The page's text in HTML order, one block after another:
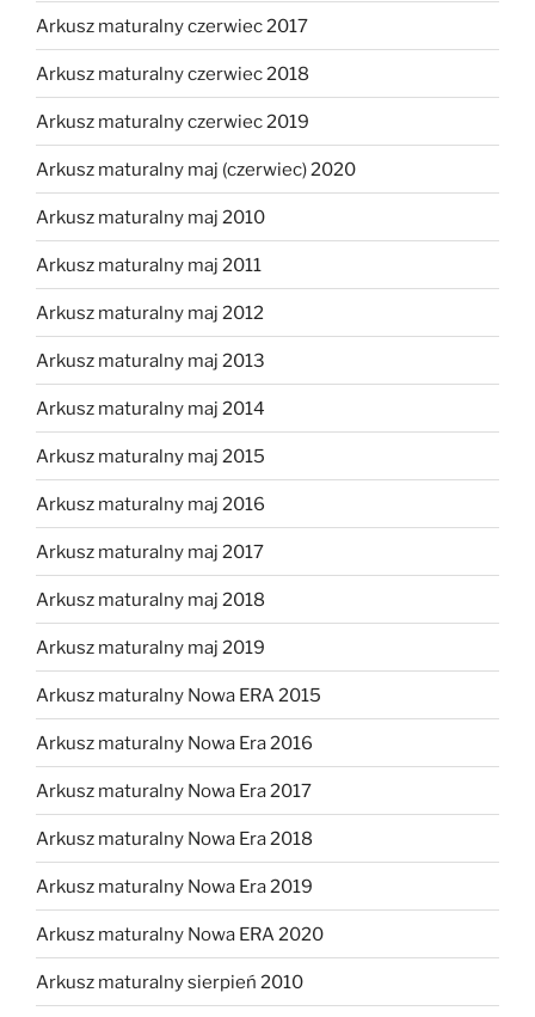
Arkusz maturalny czerwiec 2017
Arkusz maturalny czerwiec 2018
Arkusz maturalny czerwiec 2019
Arkusz maturalny maj (czerwiec) 2020
Arkusz maturalny maj 2010
Arkusz maturalny maj 2011
Arkusz maturalny maj 2012
Arkusz maturalny maj 2013
Arkusz maturalny maj 2014
Arkusz maturalny maj 2015
Arkusz maturalny maj 2016
Arkusz maturalny maj 2017
Arkusz maturalny maj 2018
Arkusz maturalny maj 2019
Arkusz maturalny Nowa ERA 2015
Arkusz maturalny Nowa Era 2016
Arkusz maturalny Nowa Era 2017
Arkusz maturalny Nowa Era 2018
Arkusz maturalny Nowa Era 2019
Arkusz maturalny Nowa ERA 2020
Arkusz maturalny sierpień 2010